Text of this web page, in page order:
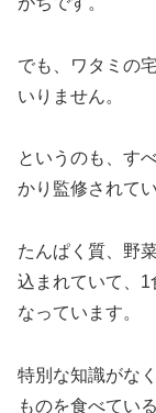
でも、ワタミの
いりません。
というのも、す
かり監修されて
たんぱく質、野
込まれていて、1
なっています。
特別な知識がな
ものを食べてい